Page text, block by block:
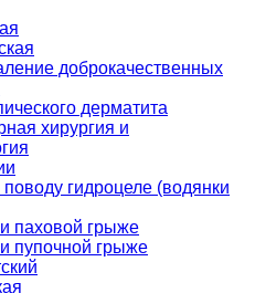
доброкачественных
дерматита
хирургия и
гидроцеле (водянки
паховой грыже
пупочной грыже